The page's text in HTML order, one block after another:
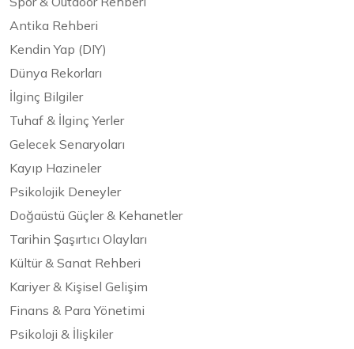
Antika Rehberi
Kendin Yap (DIY)
Dünya Rekorları
İlginç Bilgiler
Tuhaf & İlginç Yerler
Gelecek Senaryoları
Kayıp Hazineler
Psikolojik Deneyler
Doğaüstü Güçler & Kehanetler
Tarihin Şaşırtıcı Olayları
Kültür & Sanat Rehberi
Kariyer & Kişisel Gelişim
Finans & Para Yönetimi
Psikoloji & İlişkiler